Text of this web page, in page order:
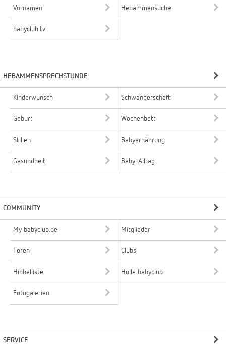
Vornamen Hebammensuche
babyclub.tv
HEBAMMENSPRECHSTUNDE
Kinderwunsch Schwangerschaft
Geburt Wochenbett
Stillen Babyernährung
Gesundheit Baby-Alltag
COMMUNITY
My babyclub.de Mitglieder
Foren Clubs
Hibbelliste Holle babyclub
Fotogalerien
SERVICE